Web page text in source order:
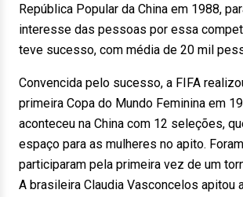
República Popular da China em 1988,
interesse das pessoas por essa
teve sucesso, com média de 20 mil
Convencida pelo sucesso, a FIFA
primeira Copa do Mundo Feminina em
aconteceu na China com 12 seleções,
espaço para as mulheres no apito.
participaram pela primeira vez de um
A brasileira Claudia Vasconcelos apitou